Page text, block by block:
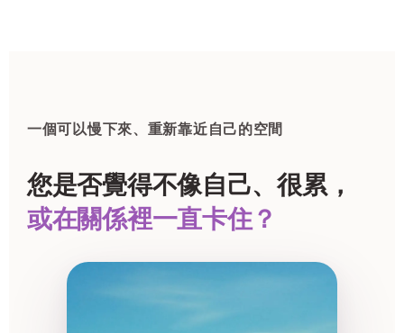
一個可以慢下來、重新靠近自己的空間
您是否覺得不像自己、很累，
或在關係裡一直卡住？